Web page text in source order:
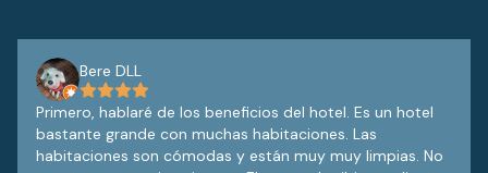
Bere DLL
Primero, hablaré de los beneficios del hotel. Es un hotel
bastante grande con muchas habitaciones. Las
habitaciones son cómodas y están muy muy limpias. No